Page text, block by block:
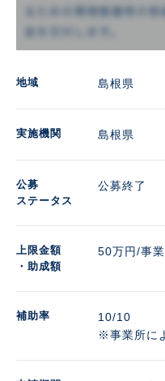
会員登録
地域 島根県
実施機関 島根県
公募
ステータス
公募終了
上限金額
・助成額
50万円/事
補助率
10/10
※事業所に